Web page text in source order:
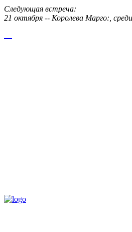
Следующая встреча:
21 октября -- Королева Марго:,